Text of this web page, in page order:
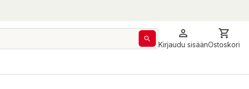
Kirjaudu sisäänOstoskori